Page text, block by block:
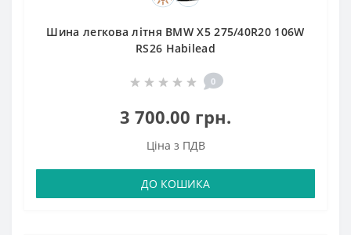
Шина легкова літня BMW X5 275/40R20 106W
RS26 Habilead
0
3 700.00 грн.
Ціна з ПДВ
ДО КОШИКА